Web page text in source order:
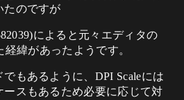
たのですが
によると元々エディタの
経緯があったようです。
もあるように、DPI Scaleには
スもあるため必要に応じて対